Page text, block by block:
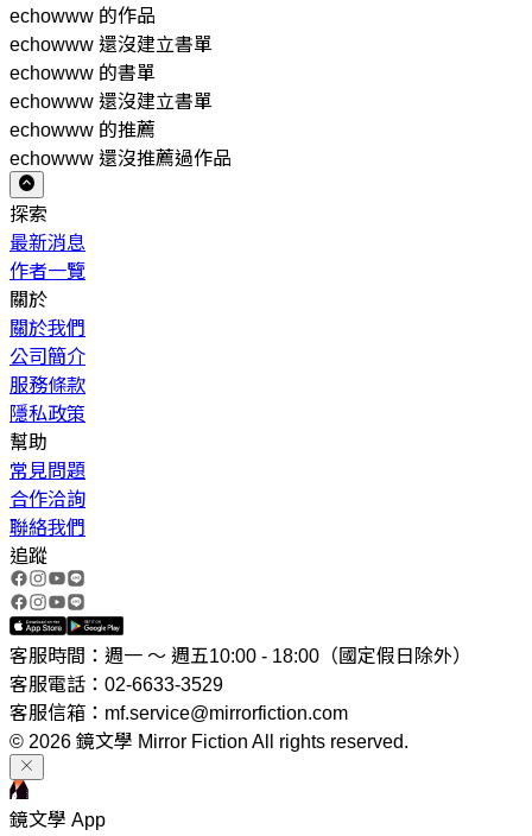
echowww 的作品
echowww 還沒建立書單
echowww 的書單
echowww 還沒建立書單
echowww 的推薦
echowww 還沒推薦過作品
探索
最新消息
作者一覽
關於
關於我們
公司簡介
服務條款
隱私政策
幫助
常見問題
合作洽詢
聯絡我們
追蹤
客服時間：週一 ～ 週五10:00 - 18:00（國定假日除外）
客服電話：02-6633-3529
客服信箱：mf.service@mirrorfiction.com
© 2026 鏡文學 Mirror Fiction All rights reserved.
鏡文學 App